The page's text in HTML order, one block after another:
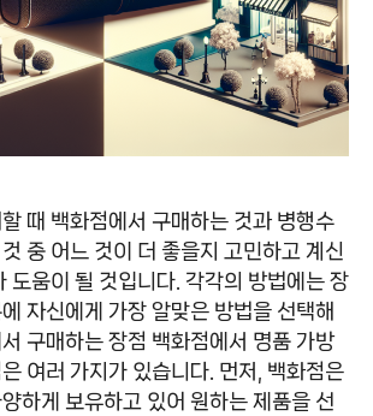
때 백화점에서 구매하는 것과 병행수
중 어느 것이 더 좋을지 고민하고 계신
도움이 될 것입니다. 각각의 방법에는 장
자신에게 가장 알맞은 방법을 선택해
구매하는 장점 백화점에서 명품 가방
여러 가지가 있습니다. 먼저, 백화점은
하게 보유하고 있어 원하는 제품을 선